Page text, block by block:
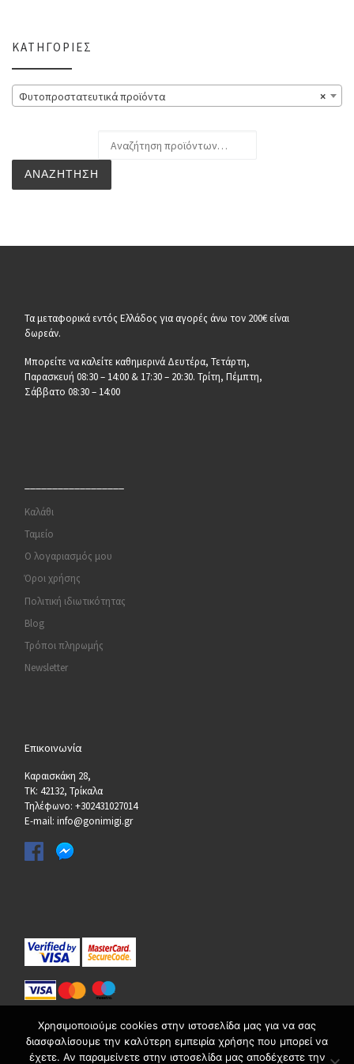
ΚΑΤΗΓΟΡΊΕΣ
×
Φυτοπροστατευτικά προϊόντα
ΑΝΑΖΉΤΗΣΗ
Τα μεταφορικά εντός Ελλάδος για αγορές άνω τον 200€ είναι
δωρεάν.
Μπορείτε να καλείτε καθημερινά Δευτέρα, Τετάρτη,
Παρασκευή 08:30 – 14:00 & 17:30 – 20:30. Τρίτη, Πέμπτη,
Σάββατο 08:30 – 14:00
Καλάθι
Ταμείο
Ο λογαριασμός μου
Όροι χρήσης
Πολιτική ιδιωτικότητας
Blog
Τρόποι πληρωμής
Newsletter
Επικοινωνία
Καραισκάκη 28,
ΤΚ: 42132, Τρίκαλα
Τηλέφωνο: +302431027014
E-mail: info@gonimigi.gr
Χρησιμοποιούμε cookies στην ιστοσελίδα μας για να σας
διασφαλίσουμε την καλύτερη εμπειρία χρήσης που μπορεί να
έχετε. Αν παραμείνετε στην ιστοσελίδα μας αποδέχεστε την